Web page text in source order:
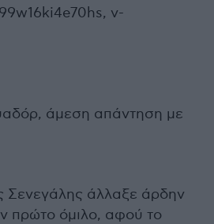
v-
άμεση απάντηση με
Σενεγάλης άλλαξε άρδην
πρώτο όμιλο, αφού το